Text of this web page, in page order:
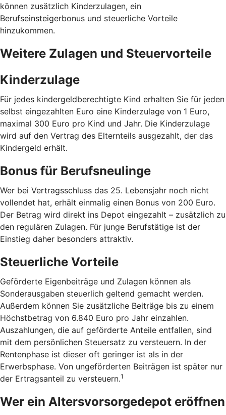
können zusätzlich Kinderzulagen, ein
Berufseinsteigerbonus und steuerliche Vorteile
hinzukommen.
Weitere Zulagen und Steuervorteile
Kinderzulage
Für jedes kindergeldberechtigte Kind erhalten Sie für jeden
selbst eingezahlten Euro eine Kinderzulage von 1 Euro,
maximal 300 Euro pro Kind und Jahr. Die Kinderzulage
wird auf den Vertrag des Elternteils ausgezahlt, der das
Kindergeld erhält.
Bonus für Berufsneulinge
Wer bei Vertragsschluss das 25. Lebensjahr noch nicht
vollendet hat, erhält einmalig einen Bonus von 200 Euro.
Der Betrag wird direkt ins Depot eingezahlt – zusätzlich zu
den regulären Zulagen. Für junge Berufstätige ist der
Einstieg daher besonders attraktiv.
Steuerliche Vorteile
Geförderte Eigenbeiträge und Zulagen können als
Sonderausgaben steuerlich geltend gemacht werden.
Außerdem können Sie zusätzliche Beiträge bis zu einem
Höchstbetrag von 6.840 Euro pro Jahr einzahlen.
Auszahlungen, die auf geförderte Anteile entfallen, sind
mit dem persönlichen Steuersatz zu versteuern. In der
Rentenphase ist dieser oft geringer ist als in der
Erwerbsphase. Von ungeförderten Beiträgen ist später nur
der Ertragsanteil zu versteuern.1
Wer ein Altersvorsorgedepot eröffnen